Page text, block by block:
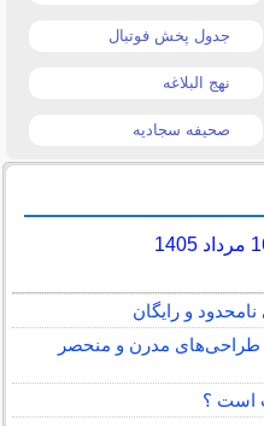
جدول پخش فوتبال
نهج البلاغه
صحیفه سجادیه
طراحی‌های مدرن و منحصر
است ؟